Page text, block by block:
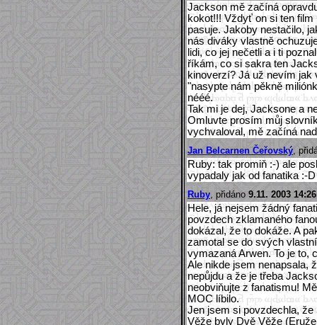
Jackson mě začíná
kokot!!! Vždyť on si ten
pasuje. Jakoby nestačilo,
nás diváky vlastně
lidi, co jej nečetli a i ti
říkám, co si sakra ten
kinoverzí? Já už nevím jak
"nasypte nám pěkně
nééé.
Tak mi je dej, Jacksone a
Omluvte prosím můj
vychvaloval, mě začíná
Jan Belcarnen Čeřovský ,
Ruby: tak promiň :-) ale
vypadaly jak od fanatika :-D
Ruby , přidáno 9.11. 2003
Hele, já nejsem žádný
povzdech zklamaného
dokázal, že to dokáže. A
zamotal se do svých
vymazaná Arwen. To je to,
Ale nikde jsem nenapsala,
nepůjdu a že je třeba
neobviňujte z fanatismu!
MOC líbilo.
Jen jsem si povzdechla,
Věže byly Dvě Věže